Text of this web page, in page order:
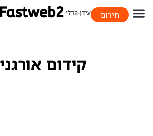
חירום
קידום אורגני